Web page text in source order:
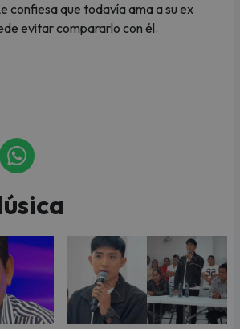
confiesa que todavía ama a su ex
evitar compararlo con él.